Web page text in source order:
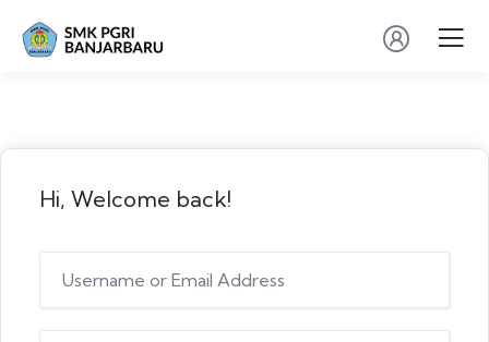
Hi, Welcome back!